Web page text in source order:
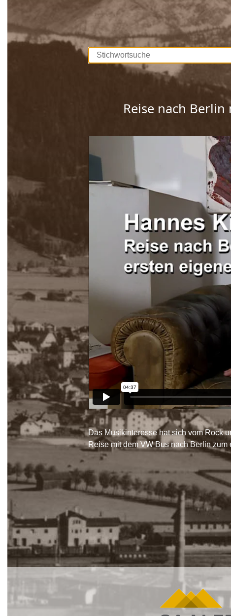
Unterstützt werden die Dreharbeiten
Europäischen Union. Mit dieser
lebendig gehalten, sprich die
Wir bedanken uns bei allen
Reise nach
Das Musikinteresse hat sich vom Rock
Reise mit dem VW Bus nach Berlin zum